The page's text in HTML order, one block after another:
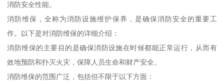
消防安全性能。
消防维保，全称为消防设施维护保养，是确保消防安全的重要工
作。以下是对消防维保的详细介绍：
消防维保的主要目的是确保消防设施在时候都能正常运行，从而有
效地预防和扑灭火灾，保障人员生命和财产安全。
消防维保的范围广泛，包括但不限于以下方面：